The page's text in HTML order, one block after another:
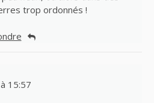
trop ordonnés !
15:57